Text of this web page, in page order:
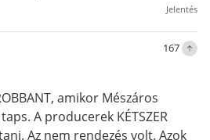
Jelentés
167
amikor Mészáros
A producerek KÉTSZER
Az nem rendezés volt. Azok